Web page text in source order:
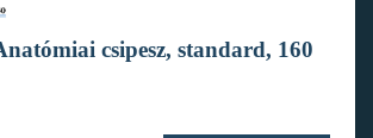
csipesz, standard, 160